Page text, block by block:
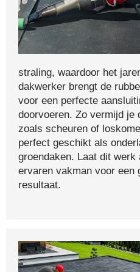
straling, waardoor het
dakwerker brengt de
voor een perfecte
doorvoeren. Zo vermijd je
zoals scheuren of
perfect geschikt als
groendaken. Laat dit
ervaren vakman voor een
resultaat.